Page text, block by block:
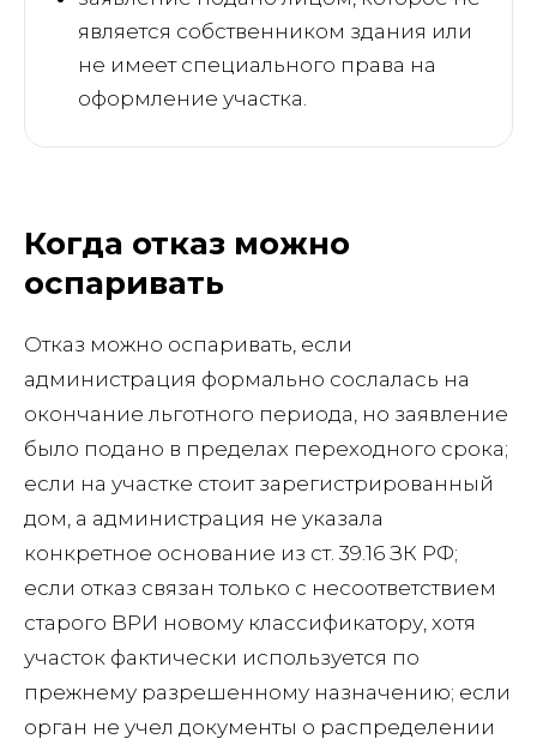
является собственником здания или
не имеет специального права на
оформление участка.
Когда отказ можно
оспаривать
Отказ можно оспаривать, если
администрация формально сослалась на
окончание льготного периода, но заявление
было подано в пределах переходного срока;
если на участке стоит зарегистрированный
дом, а администрация не указала
конкретное основание из ст. 39.16 ЗК РФ;
если отказ связан только с несоответствием
старого ВРИ новому классификатору, хотя
участок фактически используется по
прежнему разрешенному назначению; если
орган не учел документы о распределении